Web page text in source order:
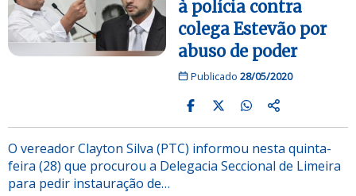
à polícia contra
colega Estevão por
abuso de poder
Publicado 28/05/2020
O vereador Clayton Silva (PTC) informou nesta quinta-
feira (28) que procurou a Delegacia Seccional de Limeira
para pedir instauração de…